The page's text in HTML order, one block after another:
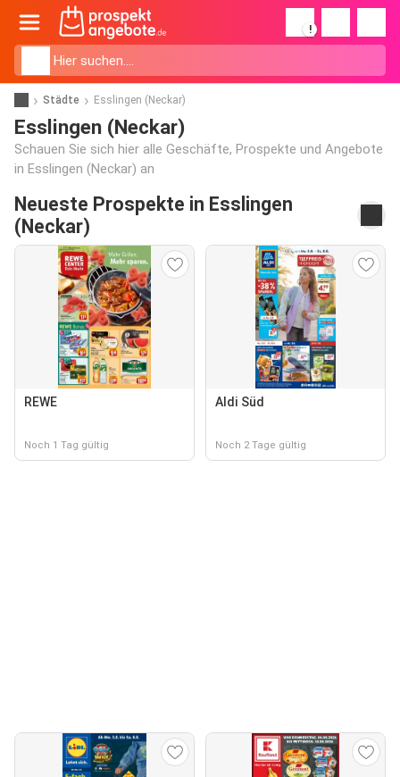
!
Städte Esslingen (Neckar)
Esslingen (Neckar)
Schauen Sie sich hier alle Geschäfte, Prospekte und Angebote
in Esslingen (Neckar) an
Neueste Prospekte in Esslingen
(Neckar)
REWE
Noch 1 Tag gültig
Aldi Süd
Noch 2 Tage gültig